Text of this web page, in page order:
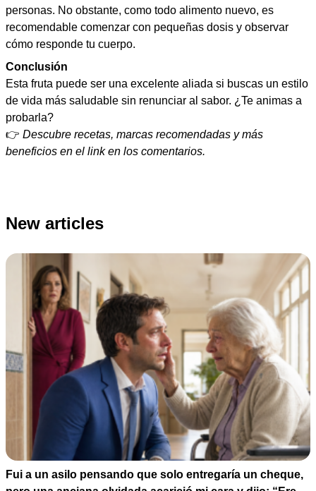
personas. No obstante, como todo alimento nuevo, es
recomendable comenzar con pequeñas dosis y observar
cómo responde tu cuerpo.
Conclusión
Esta fruta puede ser una excelente aliada si buscas un estilo
de vida más saludable sin renunciar al sabor. ¿Te animas a
probarla?
👉 Descubre recetas, marcas recomendadas y más
beneficios en el link en los comentarios.
New articles
Fui a un asilo pensando que solo entregaría un cheque,